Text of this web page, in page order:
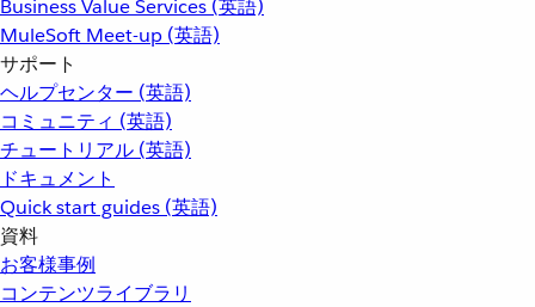
Business Value Services (英語)
MuleSoft Meet-up (英語)
サポート
ヘルプセンター (英語)
コミュニティ (英語)
チュートリアル (英語)
ドキュメント
Quick start guides (英語)
資料
お客様事例
コンテンツライブラリ